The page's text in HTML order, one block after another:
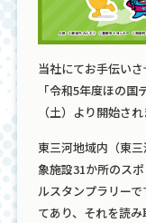
当社にてお手伝い
「令和5年度ほの
（土）より開始さ
東三河地域内（東
象施設31か所のス
ルスタンプラリー
てあり、それを読